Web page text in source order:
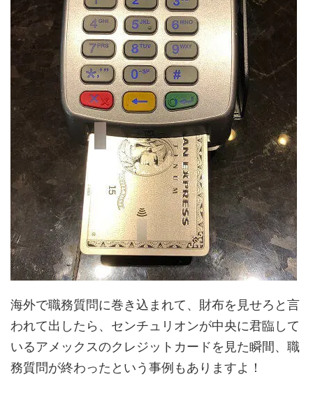
海外で職務質問に巻き込まれて、財布を見せろと言
われて出したら、センチュリオンが中央に君臨して
いるアメックスのクレジットカードを見た瞬間、職
務質問が終わったという事例もありますよ！